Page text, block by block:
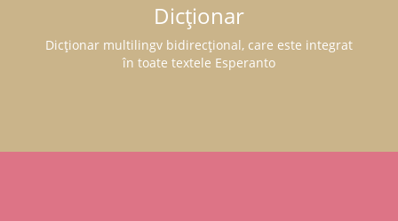
Dicționar
Dicționar multilingv bidirecțional, care este integrat
în toate textele Esperanto